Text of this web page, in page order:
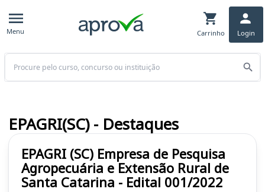
Menu Carrinho Login
Buscar
EPAGRI (SC) Empresa de Pesquisa
Agropecuária e Extensão Rural de
Santa Catarina - Edital 001/2022
EPAGRI(SC) - Destaques